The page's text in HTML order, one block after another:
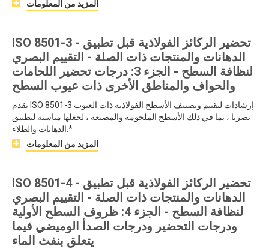
المزيد من المعلومات
ISO 8501-3 - تحضير الركائز الفولاذية قبل تطبيق
الدهانات والمنتجات ذات الصلة - التقييم البصري
لنظافة السطح - الجزء 3: درجات تحضير اللحامات
والحواف والمناطق الأخرى ذات عيوب السطح
تقدم ISO 8501-3 إرشادات لتقييم وتصنيف الأسطح الفولاذية ذات العيوب
بصريا ، بما في ذلك الأسطح الملحومة والمصنعة ، لجعلها مناسبة لتطبيق
الدهانات والطلاء.*
المزيد من المعلومات
ISO 8501-4 - تحضير الركائز الفولاذية قبل تطبيق
الدهانات والمنتجات ذات الصلة - التقييم البصري
لنظافة السطح - الجزء 4: ظروف السطح الأولية
ودرجات التحضير ودرجات الصدأ الوميضي فيما
يتعلق بنفث الماء